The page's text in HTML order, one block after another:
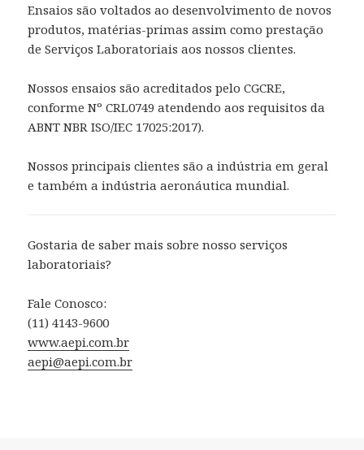
Ensaios são voltados ao desenvolvimento de novos
produtos, matérias-primas assim como prestação
de Serviços Laboratoriais aos nossos clientes.
Nossos ensaios são acreditados pelo CGCRE,
conforme Nº CRL0749 atendendo aos requisitos da
ABNT NBR ISO/IEC 17025:2017).
Nossos principais clientes são a indústria em geral
e também a indústria aeronáutica mundial.
Gostaria de saber mais sobre nosso serviços
laboratoriais?
Fale Conosco:
(11) 4143-9600
www.aepi.com.br
aepi@aepi.com.br